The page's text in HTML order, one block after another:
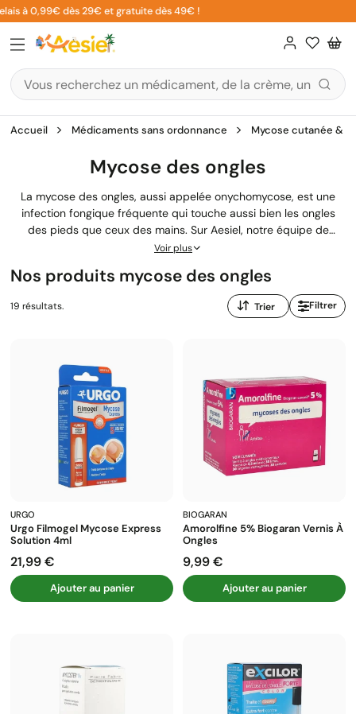
Aller
au
contenu
à 0,99€ dès 29€ et gratuite dès 49€ !
Accueil Médicaments sans ordonnance Mycose cutanée &
Mycose des ongles
La mycose des ongles, aussi appelée onychomycose, est une
infection fongique fréquente qui touche aussi bien les ongles
des pieds que ceux des mains. Sur Aesiel, notre équipe de
pharmaciens vous aide à choisir le traitement mycose pharmacie
sans ordonnance.
Voir plus
Nos produits mycose des ongles
19 résultats.
Trier
par
Filtrer
URGO
Urgo Filmogel Mycose Express
Solution 4ml
Prix
21,99 €
Ajouter au panier
BIOGARAN
Amorolfine 5% Biogaran Vernis À
Ongles
Prix
9,99 €
Ajouter au panier